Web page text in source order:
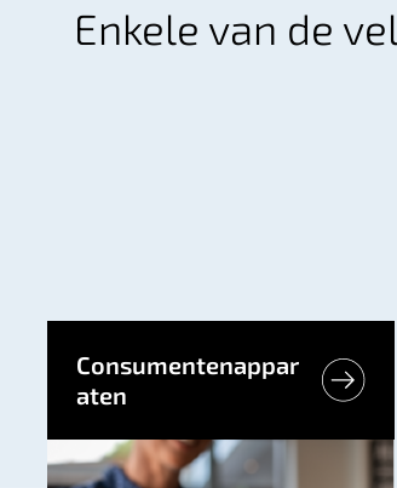
Enkele van de
Consumentenappar
aten